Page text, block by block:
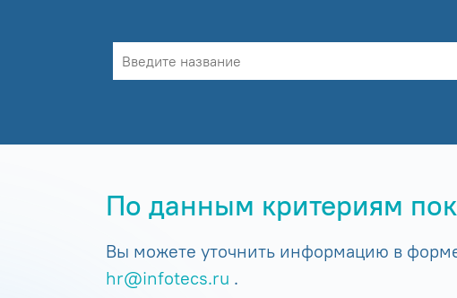
По данным критериям
Вы можете уточнить информацию в
hr@infotecs.ru .